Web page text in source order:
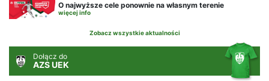
O najwyższe cele ponownie na własnym terenie
więcej info
Zobacz wszystkie aktualności
Dołącz do
AZS UEK